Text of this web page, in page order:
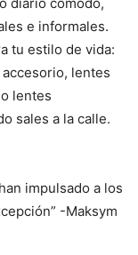
e informales.
tu estilo de vida:
lentes
lentes
sales a la calle.
impulsado a los
-Maksym